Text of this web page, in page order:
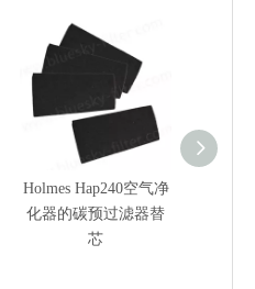
Holmes Hap240空气净
化器的碳预过滤器替
芯